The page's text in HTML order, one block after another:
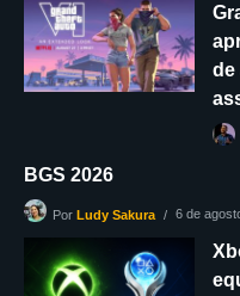
de
BGS 2026
PorLudy Sakura 6 de